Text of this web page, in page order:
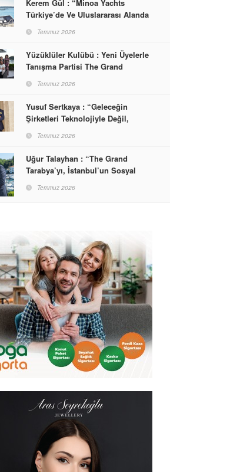
Kerem Gül : “Minoa Yachts
Türkiye’de Ve Uluslararası Alanda
Markası Olacak”
Temmuz 2026
Yüzüklüler Kulübü : Yeni Üyelerle
Tanışma Partisi The Grand
Temmuz 2026
Yusuf Sertkaya : “Geleceğin
Şirketleri Teknolojiyle Değil,
Temmuz 2026
Uğur Talayhan : “The Grand
Tarabya’yı, İstanbul’un Sosyal
Destinasyon Haline Getirmeyi
Temmuz 2026